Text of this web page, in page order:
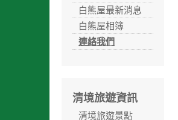
白熊屋最新消息
白熊屋相簿
連絡我們
清境旅遊資訊
清境旅遊景點